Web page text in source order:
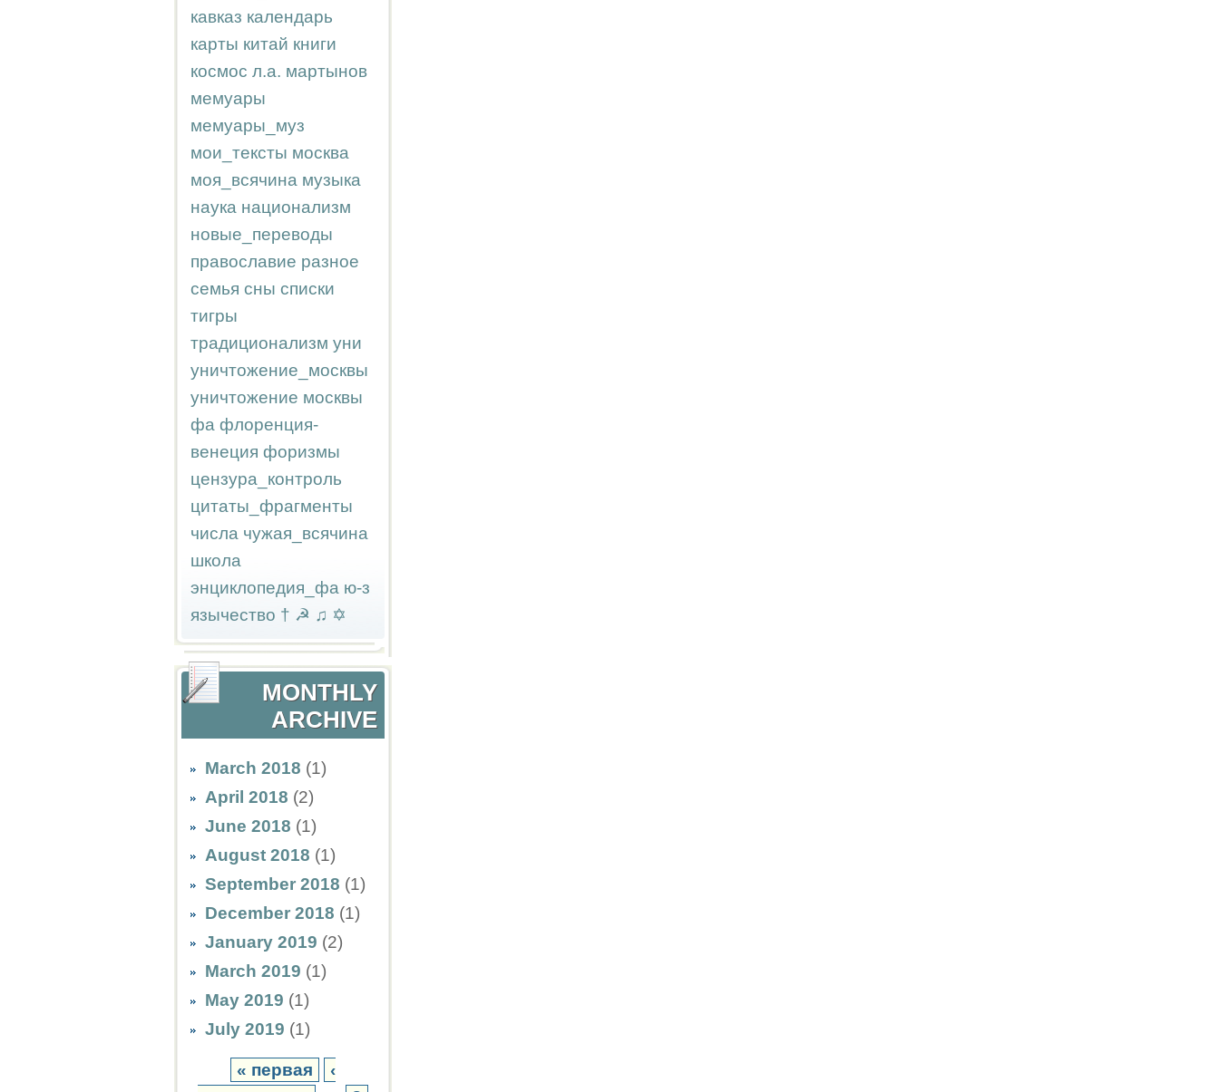
кавказ календарь
карты китай книги
космос л.а. мартынов
мемуары
мемуары_муз
мои_тексты москва
моя_всячина музыка
наука национализм
новые_переводы
православие разное
семья сны списки
тигры
традиционализм уни
уничтожение_москвы
уничтожение москвы
фа флоренция-
венеция форизмы
цензура_контроль
цитаты_фрагменты
числа чужая_всячина
школа
энциклопедия_фа ю-з
язычество † ☭ ♫ ✡
MONTHLY
ARCHIVE
March 2018 (1)
April 2018 (2)
June 2018 (1)
August 2018 (1)
September 2018 (1)
December 2018 (1)
January 2019 (2)
March 2019 (1)
May 2019 (1)
July 2019 (1)
« первая
‹